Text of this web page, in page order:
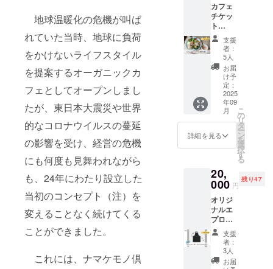
地球温暖化の危機が叫ば
れていた当時、地球に負荷
をかけないライフスタイル
を提案するオーガニックカ
フェとしてオープンしまし
たが、東日本大震災や世界
的なコロナウイルスの蔓延
の影響を受け、経営の危機
にも何度も見舞われながら
も、24年にわたり設立した
当初のコンセプト（注）を
変えることなく続けてくる
ことができました。
これには、ナマケモノ倶
でご連
絡しま
す。
カフェ
チケッ
ト
【15,00
0円分】
有効期
限：2年
ケット
は郵送
にてお
届けし
ます。
支援
者：
5人
お届
け予
定：
2025
年09
月
詳細を見る
こ
の
リ
タ
ー
ン
を
選
択
す
る
20,
000 円
残り47
オリジ
ナルエ
プロン
カフェ
スロー
の刺繍
入り
支援
者：
3人
お届